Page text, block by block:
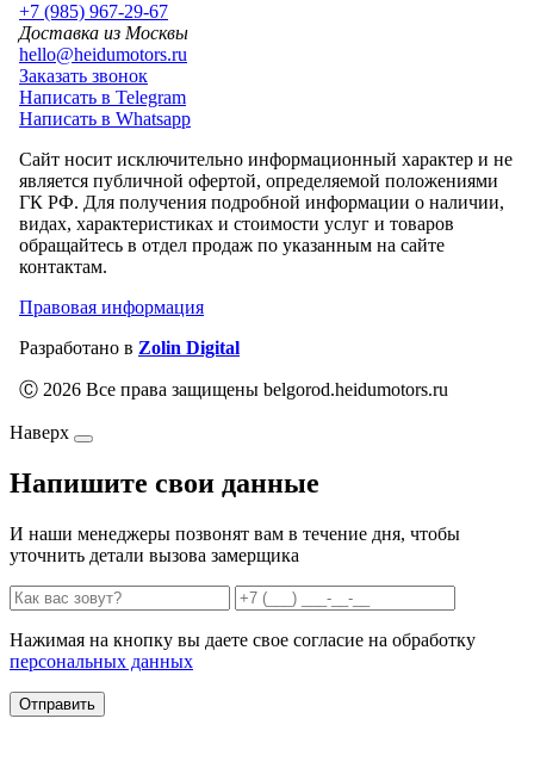
+7 (985) 967-29-67
Доставка из Москвы
hello@heidumotors.ru
Заказать звонок
Написать в Telegram
Написать в Whatsapp
Сайт носит исключительно информационный характер и не
является публичной офертой, определяемой положениями
ГК РФ. Для получения подробной информации о наличии,
видах, характеристиках и стоимости услуг и товаров
обращайтесь в отдел продаж по указанным на сайте
контактам.
Правовая информация
Разработано в Zolin Digital
Ⓒ 2026 Все права защищены belgorod.heidumotors.ru
Наверх
Напишите свои данные
И наши менеджеры позвонят вам в течение дня, чтобы
уточнить детали вызова замерщика
Нажимая на кнопку вы даете свое согласие на обработку
персональных данных
Отправить